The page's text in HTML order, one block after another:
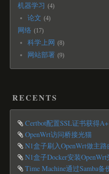
机器学习 4
论文 4
网络 17
科学上网 8
网站部署 9
RECENTS
Certbot配置SSL证书获得A+
OpenWrt访问桥接光猫
N1盒子刷入OpenWrt做主路
N1盒子Docker安装OpenWrt
Time Machine通过Samba备